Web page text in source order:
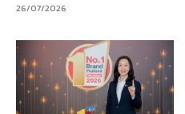
26/07/2026